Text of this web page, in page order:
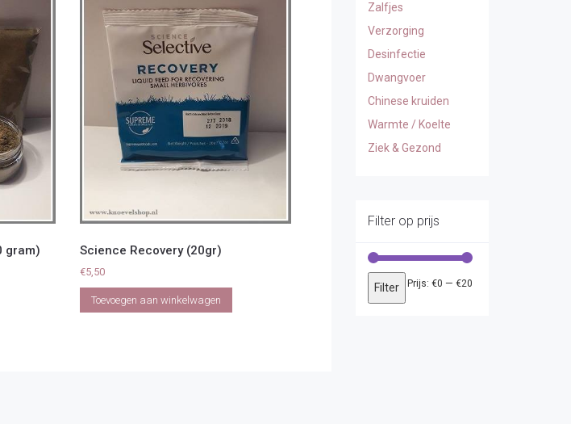
gram) Science Recovery (20gr)
€5,50
Toevoegen aan winkelwagen
Zalfjes
Verzorging
Desinfectie
Dwangvoer
Chinese kruiden
Warmte / Koelte
Ziek & Gezond
Filter op prijs
Filter Prijs: €0 — €20